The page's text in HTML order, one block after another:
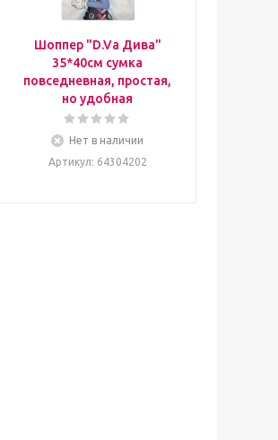
Шоппер "D.Va Дива"
35*40см сумка
повседневная, простая,
но удобная
Нет в наличии
Артикул: 64304202